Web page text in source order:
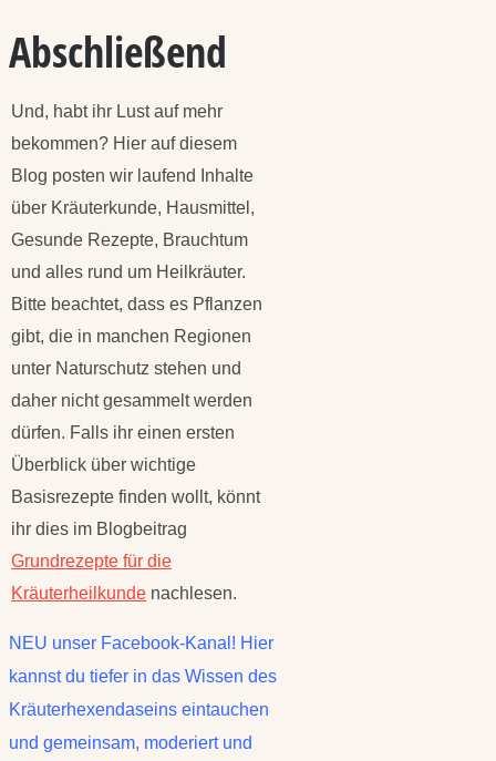
Abschließend
Und, habt ihr Lust auf mehr
bekommen? Hier auf diesem
Blog posten wir laufend Inhalte
über Kräuterkunde, Hausmittel,
Gesunde Rezepte, Brauchtum
und alles rund um Heilkräuter.
Bitte beachtet, dass es Pflanzen
gibt, die in manchen Regionen
unter Naturschutz stehen und
daher nicht gesammelt werden
dürfen. Falls ihr einen ersten
Überblick über wichtige
Basisrezepte finden wollt, könnt
ihr dies im Blogbeitrag
Grundrezepte für die
Kräuterheilkunde nachlesen.
NEU unser Facebook-Kanal! Hier
kannst du tiefer in das Wissen des
Kräuterhexendaseins eintauchen
und gemeinsam, moderiert und